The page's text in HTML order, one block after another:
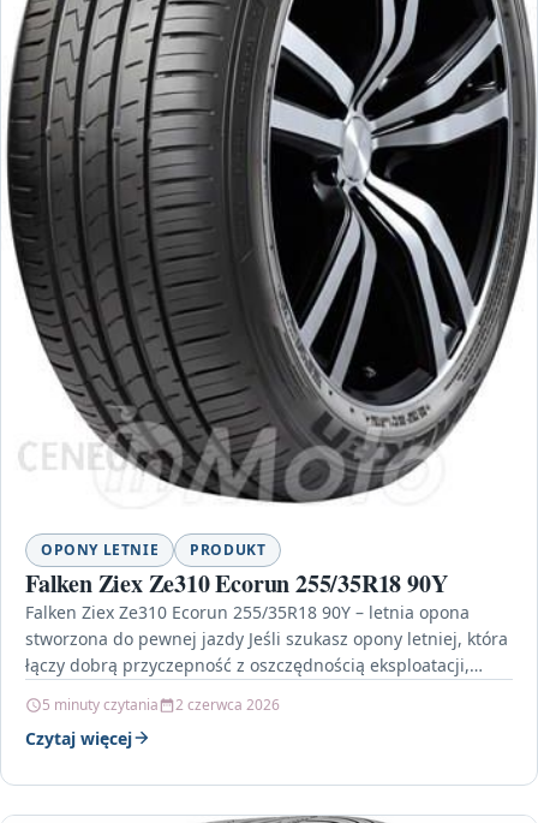
OPONY LETNIE PRODUKT
Falken Ziex Ze310 Ecorun 255/35R18 90Y
Falken Ziex Ze310 Ecorun 255/35R18 90Y – letnia opona
stworzona do pewnej jazdy Jeśli szukasz opony letniej, która
łączy dobrą przyczepność z oszczędnością eksploatacji,…
5 minuty czytania 2 czerwca 2026
Czytaj więcej